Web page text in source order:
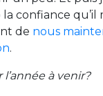
confiance qu’il
de nous
.
à venir?